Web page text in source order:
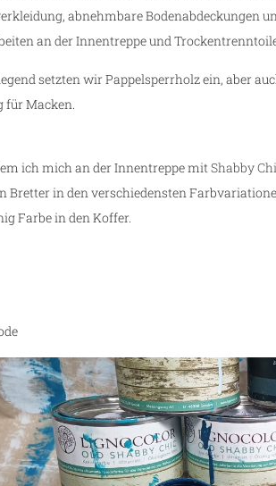
abnehmbare Bodenabdeckungen
an der Innentreppe und
setzten wir Pappelsperrholz ein, aber
für Macken.
ich mich an der Innentreppe mit Shabby
Bretter in den verschiedensten
Farbe in den Koffer.